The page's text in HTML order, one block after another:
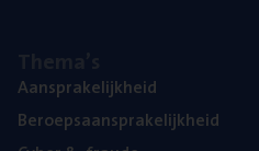
Aan­spra­ke­lijk­heid
Beroeps­aan­spra­ke­lijk­heid